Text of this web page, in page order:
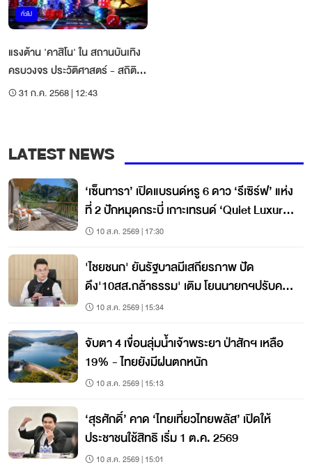
ทั่วไป
แรงต้าน 'คาสิโน' ใน สถานบันเทิง
ครบวงจร ประวัติศาสตร์ - สถิติ
ควรรู้31 ก.ค. 2568 | 12:43
LATEST NEWS
‘เซ็นทารา’ เปิดแบรนด์หรู 6 ดาว ‘รีเซิร์ฟ’ แห่ง
ที่ 2 ปักหมุดกระบี่ เกาะเทรนด์ ‘Quiet Luxury’
โตแรง
10 ส.ค. 2569 | 17:30
'ไชยชนก' ยันรัฐบาลมีเสถียรภาพ ปัด
ดึง'10สส.กล้าธรรม' เติม โยนนายกฯปรับค
รม.10 ส.ค. 2569 | 15:34
จับตา 4 เขื่อนลุ่มน้ำเจ้าพระยา ป่าสักฯ เหลือ
19% - ไทยยังมีฝนตกหนัก
10 ส.ค. 2569 | 15:13
‘สุรศักดิ์’ คาด ‘ไทยเที่ยวไทยพลัส’ เปิดให้
ประชาชนใช้สิทธิ เริ่ม 1 ต.ค. 2569
10 ส.ค. 2569 | 15:01